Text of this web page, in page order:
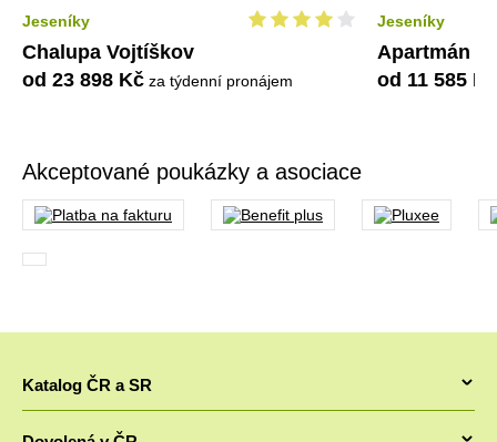
Jeseníky
Chalupa Vojtíškov
od 23 898 Kč za týdenní pronájem
Jeseníky
Apartmán
od 11 585 Kč
Akceptované poukázky a asociace